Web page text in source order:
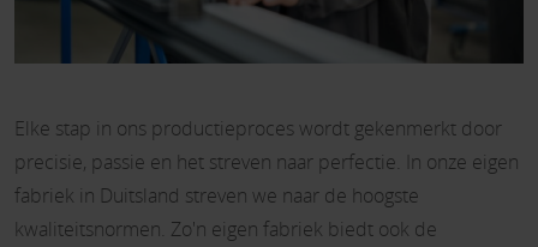
Elke stap in ons productieproces wordt gekenmerkt door
precisie, passie en het streven naar perfectie. In onze eigen
fabriek in Duitsland streven we naar de hoogste
kwaliteitsnormen. Zo'n eigen fabriek biedt ook de